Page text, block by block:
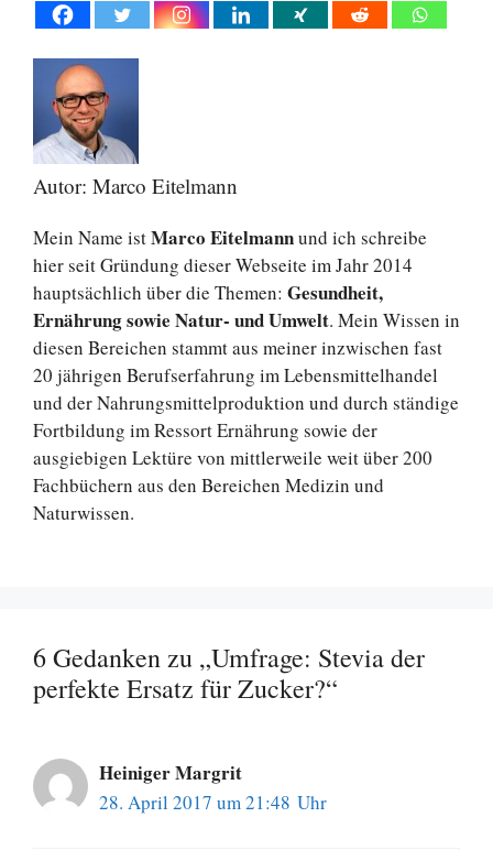
Autor: Marco Eitelmann
Mein Name istMarco Eitelmannund ich schreibe
hier seit Gründung dieser Webseite im Jahr 2014
hauptsächlich über die Themen: Gesundheit,
Ernährung sowie Natur- und Umwelt. Mein Wissen in
diesen Bereichen stammt aus meiner inzwischen fast
20 jährigen Berufserfahrung im Lebensmittelhandel
und der Nahrungsmittelproduktion und durch ständige
Fortbildung im Ressort Ernährung sowie der
ausgiebigen Lektüre von mittlerweile weit über 200
Fachbüchern aus den Bereichen Medizin und
Naturwissen.
6 Gedanken zu „Umfrage: Stevia der
perfekte Ersatz für Zucker?“
Heiniger Margrit
28. April 2017 um 21:48 Uhr